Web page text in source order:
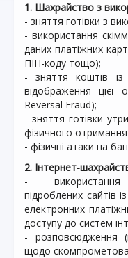
1. Шахрайство з
- зняття готівки з
- використання
даних платіжних
ПІН-коду тощо);
- зняття коштів
відображення цієї
Reversal Fraud);
- зняття готівки
фізичного
- фізичні атаки на
2. Інтернет-
- використання
підроблених сайтів
електронних
доступу до систем
- розповсюдження
щодо